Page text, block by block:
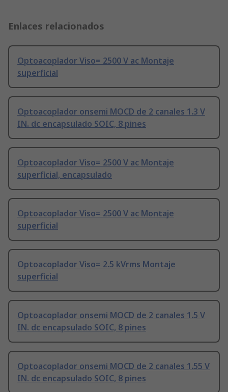
Enlaces relacionados
Optoacoplador Viso= 2500 V ac Montaje
superficial
Optoacoplador onsemi MOCD de 2 canales 1.3 V
IN. dc encapsulado SOIC, 8 pines
Optoacoplador Viso= 2500 V ac Montaje
superficial, encapsulado
Optoacoplador Viso= 2500 V ac Montaje
superficial
Optoacoplador Viso= 2.5 kVrms Montaje
superficial
Optoacoplador onsemi MOCD de 2 canales 1.5 V
IN. dc encapsulado SOIC, 8 pines
Optoacoplador onsemi MOCD de 2 canales 1.55 V
IN. dc encapsulado SOIC, 8 pines